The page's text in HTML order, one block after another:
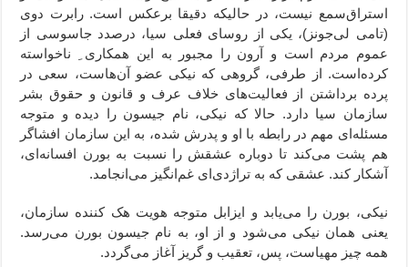
استراق‌سمع نیست،‌ در حالیکه دقیقا برعکس است. رابرت دوی
(تامی لی‌جونز)، یکی از روسای فعلی سیا، درصدد جاسوسی از
عموم مردم است و آرون را مجبور به این همکاری ِ نا‌خواسته
کرده‌است. از طرفی، گروهی که نیکی عضو آن‌هاست، سعی در
پرده برداشتن از فعالیت‌های خلاف عرف و قانون و حقوق بشر
سازمان سیا دارد. حالا که نیکی، نام جیسون را دیده و متوجه
مسئله‌ای مهم در رابطه با او و پدرش شده، به این سازمان افشاگر
هم پشت می‌کند تا دوباره عشقش را نسبت به بورن افسانه‌ای،
آشکار کند. عشقی که به تراژدی‌ای غم‌انگیز می‌انجامد.
نیکی، بورن را می‌یابد و ایزابل متوجه هویت هک کننده سازمان،
یعنی همان نیکی می‌شود و از او، به نام جیسون بورن می‌رسد.
همه چیز مهیاست، پس، تعقیب و گریز آغاز می‌گردد.